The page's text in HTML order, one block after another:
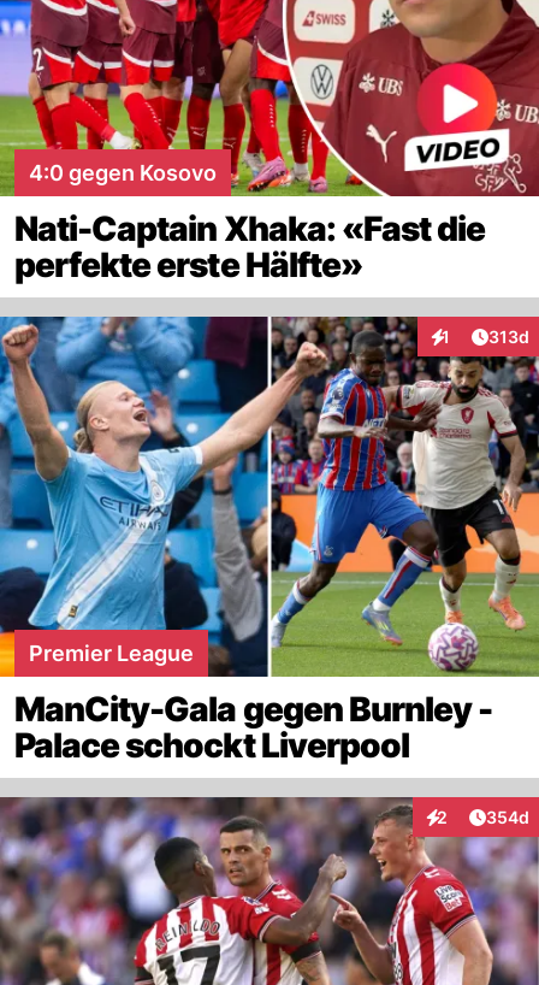
4:0 gegen Kosovo
Nati-Captain Xhaka: «Fast die
perfekte erste Hälfte»
1
Interaktionen
313d
Premier League
ManCity-Gala gegen Burnley -
Palace schockt Liverpool
2
Interaktionen
354d